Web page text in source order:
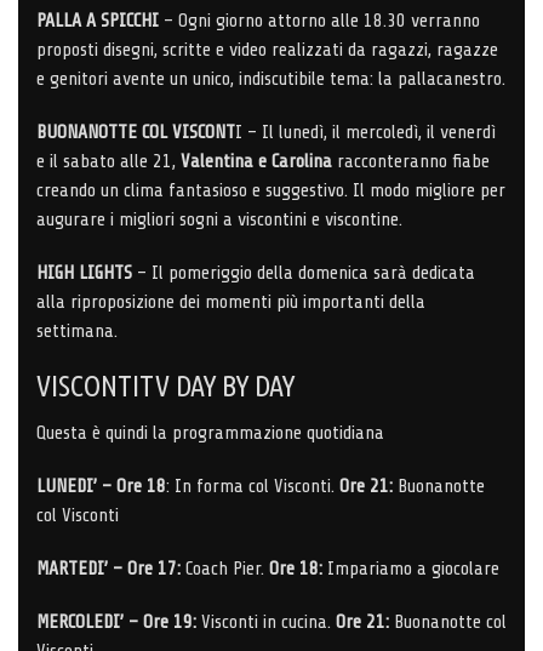
PALLA A SPICCHI – Ogni giorno attorno alle 18.30 verranno
proposti disegni, scritte e video realizzati da ragazzi, ragazze
e genitori avente un unico, indiscutibile tema: la pallacanestro.
BUONANOTTE COL VISCONTI – Il lunedì, il mercoledì, il venerdì
e il sabato alle 21, Valentina e Carolina racconteranno fiabe
creando un clima fantasioso e suggestivo. Il modo migliore per
augurare i migliori sogni a viscontini e viscontine.
HIGH LIGHTS – Il pomeriggio della domenica sarà dedicata
alla riproposizione dei momenti più importanti della
settimana.
VISCONTITV DAY BY DAY
Questa è quindi la programmazione quotidiana
LUNEDI’ – Ore 18: In forma col Visconti. Ore 21: Buonanotte
col Visconti
MARTEDI’ – Ore 17: Coach Pier. Ore 18: Impariamo a giocolare
MERCOLEDI’ – Ore 19: Visconti in cucina. Ore 21: Buonanotte col